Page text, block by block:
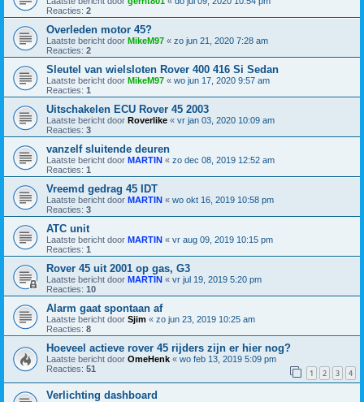
Reacties: 2
Overleden motor 45?
Laatste bericht door MikeM97 « zo jun 21, 2020 7:28 am
Reacties: 2
Sleutel van wielsloten Rover 400 416 Si Sedan
Laatste bericht door MikeM97 « wo jun 17, 2020 9:57 am
Reacties: 1
Uitschakelen ECU Rover 45 2003
Laatste bericht door Roverlike « vr jan 03, 2020 10:09 am
Reacties: 3
vanzelf sluitende deuren
Laatste bericht door MARTIN « zo dec 08, 2019 12:52 am
Reacties: 1
Vreemd gedrag 45 IDT
Laatste bericht door MARTIN « wo okt 16, 2019 10:58 pm
Reacties: 3
ATC unit
Laatste bericht door MARTIN « vr aug 09, 2019 10:15 pm
Reacties: 1
Rover 45 uit 2001 op gas, G3
Laatste bericht door MARTIN « vr jul 19, 2019 5:20 pm
Reacties: 10
Alarm gaat spontaan af
Laatste bericht door Sjim « zo jun 23, 2019 10:25 am
Reacties: 8
Hoeveel actieve rover 45 rijders zijn er hier nog?
Laatste bericht door OmeHenk « wo feb 13, 2019 5:09 pm
Reacties: 51 1 2 3 4
Verlichting dashboard